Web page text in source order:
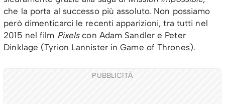
che la porta al successo più assoluto. Non possiamo
però dimenticarci le recenti apparizioni, tra tutti nel
2015 nel film Pixelscon Adam Sandler e Peter
Dinklage (Tyrion Lannister in Game of Thrones).
PUBBLICITÀ